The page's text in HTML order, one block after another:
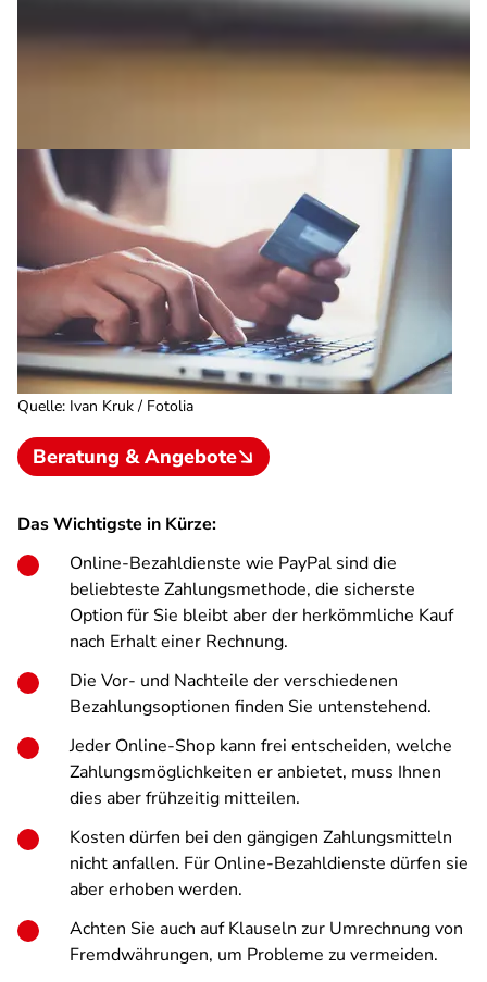
Quelle: Ivan Kruk / Fotolia
Beratung & Angebote
Das Wichtigste in Kürze:
Online-Bezahldienste wie PayPal sind die
beliebteste Zahlungsmethode, die sicherste
Option für Sie bleibt aber der herkömmliche Kauf
nach Erhalt einer Rechnung.
Die Vor- und Nachteile der verschiedenen
Bezahlungsoptionen finden Sie untenstehend.
Jeder Online-Shop kann frei entscheiden, welche
Zahlungsmöglichkeiten er anbietet, muss Ihnen
dies aber frühzeitig mitteilen.
Kosten dürfen bei den gängigen Zahlungsmitteln
nicht anfallen. Für Online-Bezahldienste dürfen sie
aber erhoben werden.
Achten Sie auch auf Klauseln zur Umrechnung von
Fremdwährungen, um Probleme zu vermeiden.